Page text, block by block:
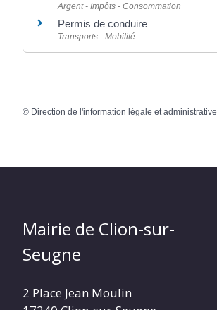
Argent - Impôts - Consommation
Permis de conduire
Transports - Mobilité
© Direction de l'information légale et administrative
Mairie de Clion-sur-
Seugne
2 Place Jean Moulin